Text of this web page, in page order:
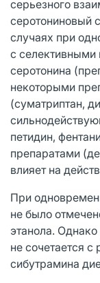
серьезного
серотониновый
случаях при
с селективными
серотонина
некоторыми
(суматриптан,
петидин,
препаратами
влияет на
При
не было
этанола.
не сочетается
сибутрамина